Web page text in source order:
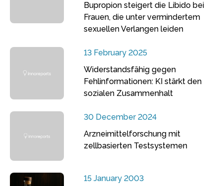
Bupropion steigert die Libido bei
Frauen, die unter vermindertem
sexuellen Verlangen leiden
13 February 2025
Widerstandsfähig gegen
Fehlinformationen: KI stärkt den
sozialen Zusammenhalt
30 December 2024
Arzneimittelforschung mit
zellbasierten Testsystemen
15 January 2003